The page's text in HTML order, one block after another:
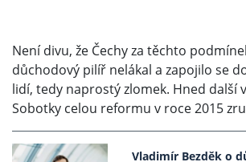
Není divu, že Čechy za těchto
důchodový pilíř nelákal a zapojilo se
lidí, tedy naprostý zlomek. Hned další
Sobotky celou reformu v roce 2015
Vladimír Bezděk o